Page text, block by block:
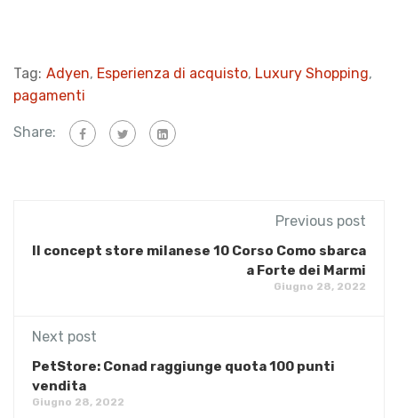
Tag: Adyen, Esperienza di acquisto, Luxury Shopping,
pagamenti
Share:
Previous post
Il concept store milanese 10 Corso Como sbarca
a Forte dei Marmi
Giugno 28, 2022
Next post
PetStore: Conad raggiunge quota 100 punti
vendita
Giugno 28, 2022